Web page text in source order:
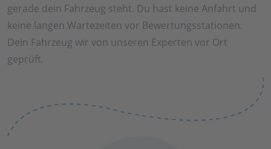
gerade dein Fahrzeug steht. Du hast keine Anfahrt und
keine langen Wartezeiten vor Bewertungsstationen.
Dein Fahrzeug wir von unseren Experten vor Ort
geprüft.